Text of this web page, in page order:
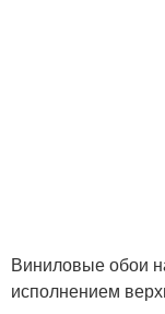
Виниловые обои
исполнением